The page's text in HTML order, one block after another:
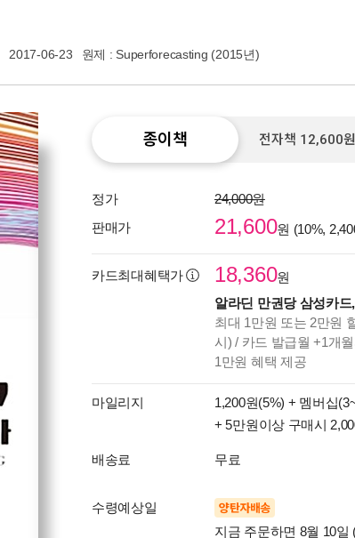
2017-06-23 원제 : Superforecasting (2015년)
종이책 전자책 12,600원
정가
24,000원
판매가
21,600원 (10%,
카드최대혜택가 18,360원
알라딘 만권당 삼성카
최대 1만원 또는 2만원
시) / 카드 발급월 +1개
1만원 혜택 제공
마일리지 1,200원(5%) + 멤버십
+ 5만원이상 구매시
배송료 무료
수령예상일 양탄자배송
지금 주문하면 8월 10일